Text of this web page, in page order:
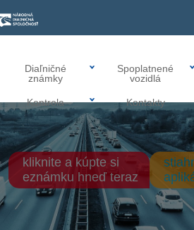
Diaľničné
známky
Spoplatnené
vozidlá
Kontrola Kontakty
kliknite a kúpte si
eznámku hneď teraz